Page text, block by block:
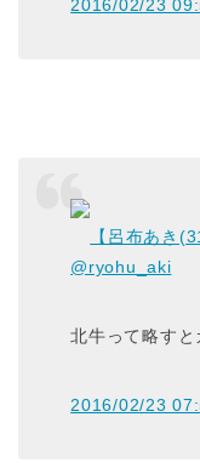
2016/02/23
【呂布あき
@ryohu_aki
北牛って略す
2016/02/23